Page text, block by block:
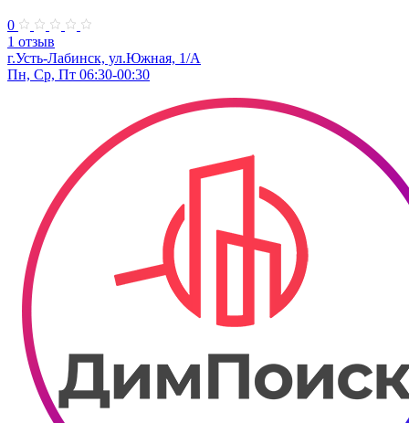
0
1 отзыв
г.Усть-Лабинск, ул.Южная, 1/А
Пн, Ср, Пт 06:30-00:30